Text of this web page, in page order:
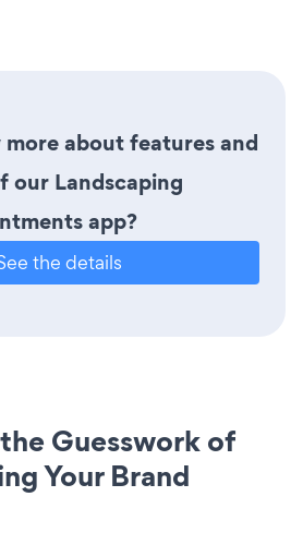
about features and
our Landscaping
app?
the details
Guesswork of
Your Brand